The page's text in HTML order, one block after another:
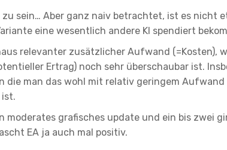
sein… Aber ganz naiv betrachtet, ist es nicht
eine wesentlich andere KI spendiert
relevanter zusätzlicher Aufwand (=Kosten),
Ertrag) noch sehr überschaubar ist.
die man das wohl mit relativ geringem
ist.
moderates grafisches update und ein bis zwei
EA ja auch mal positiv.